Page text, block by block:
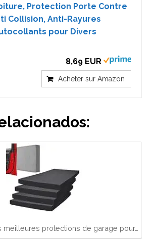
Protection Porte Contre
Collision, Anti-Rayures
pour Divers
8,69 EUR
Acheter sur Amazon
meilleures protections de garage pour…